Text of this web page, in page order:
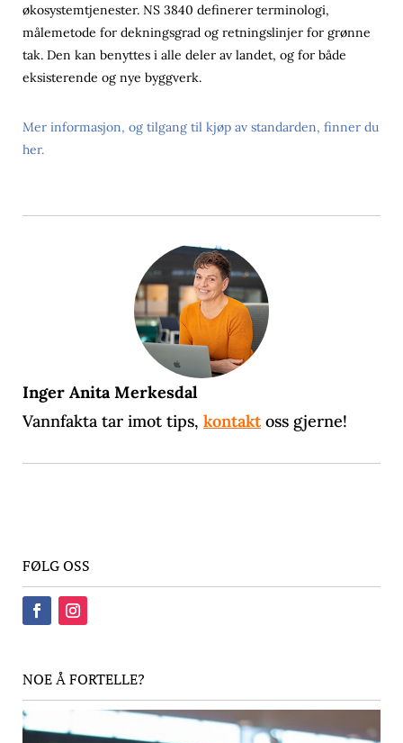
økosystemtjenester. NS 3840 definerer terminologi,
målemetode for dekningsgrad og retningslinjer for grønne
tak. Den kan benyttes i alle deler av landet, og for både
eksisterende og nye byggverk.
Mer informasjon, og tilgang til kjøp av standarden, finner du
her.
Inger Anita Merkesdal
Vannfakta tar imot tips, kontaktoss gjerne!
FØLG OSS
NOE Å FORTELLE?